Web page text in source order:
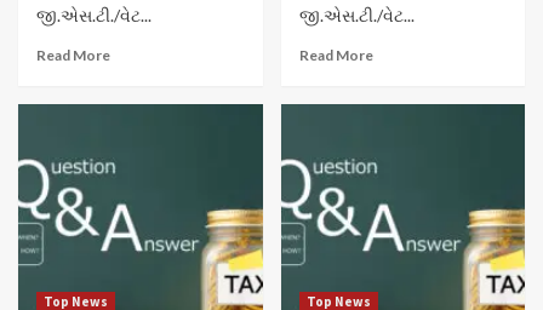
જી.એસ.ટી./વેટ...
Read More
જી.એસ.ટી./વેટ...
Read More
Top News
Top News